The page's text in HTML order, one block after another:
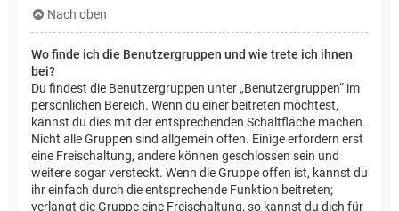
Nach oben
Wo finde ich die Benutzergruppen und wie trete ich ihnen
bei?
Du findest die Benutzergruppen unter „Benutzergruppen“ im
persönlichen Bereich. Wenn du einer beitreten möchtest,
kannst du dies mit der entsprechenden Schaltfläche machen.
Nicht alle Gruppen sind allgemein offen. Einige erfordern erst
eine Freischaltung, andere können geschlossen sein und
weitere sogar versteckt. Wenn die Gruppe offen ist, kannst du
ihr einfach durch die entsprechende Funktion beitreten;
verlangt die Gruppe eine Freischaltung, so kannst du dich für